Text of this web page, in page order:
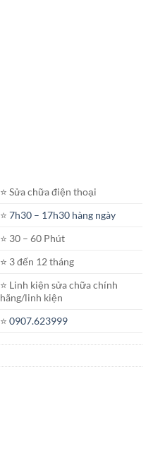
⭐️ Sửa chữa điện thoại
⭐️7h30 – 17h30 hàng ngày
⭐️ 30 – 60 Phút
⭐️ 3 đến 12 tháng
⭐️ Linh kiện sửa chữa chính
hãng/linh kiện
⭐️0907.623999